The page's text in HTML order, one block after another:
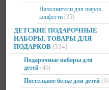
Наполнители для шаров,
конфетти (35)
ДЕТСКИЕ ПОДАРОЧНЫЕ
НАБОРЫ, ТОВАРЫ ДЛЯ
ПОДАРКОВ (334)
Подарочные наборы для
детей (46)
Постельное белье для детей (3)